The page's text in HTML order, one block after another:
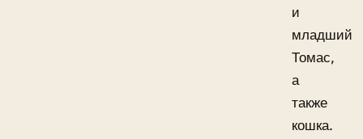
и
младший
Томас,
а
также
кошка.